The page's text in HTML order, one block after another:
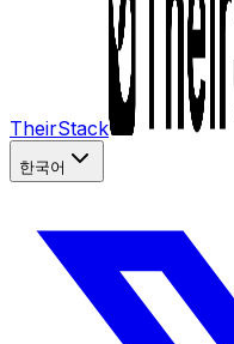
TheirStack
한국어